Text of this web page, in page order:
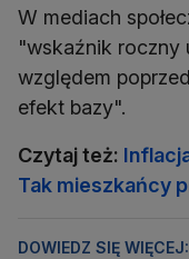
W mediach
"wskaźnik roczny
względem
efekt bazy".
Czytaj też:
Tak mieszkańcy
DOWIEDZ SIĘ WIĘCEJ: